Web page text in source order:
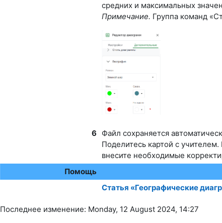
средних и максимальных
Примечание. Группа команд
6
Файл сохраняется
Поделитесь картой с учителем.
внесите необходимые
Помощь
Статья «Географические
Последнее изменение: Monday, 12 August 2024, 14:27